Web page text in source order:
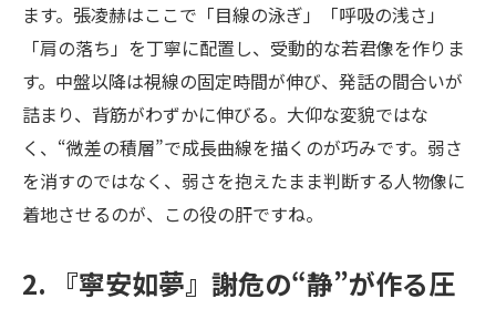
ます。張凌赫はここで「目線の泳ぎ」「呼吸の浅さ」
「肩の落ち」を丁寧に配置し、受動的な若君像を作りま
す。中盤以降は視線の固定時間が伸び、発話の間合いが
詰まり、背筋がわずかに伸びる。大仰な変貌ではな
く、“微差の積層”で成長曲線を描くのが巧みです。弱さ
を消すのではなく、弱さを抱えたまま判断する人物像に
着地させるのが、この役の肝ですね。
2. 『寧安如夢』謝危の“静”が作る圧